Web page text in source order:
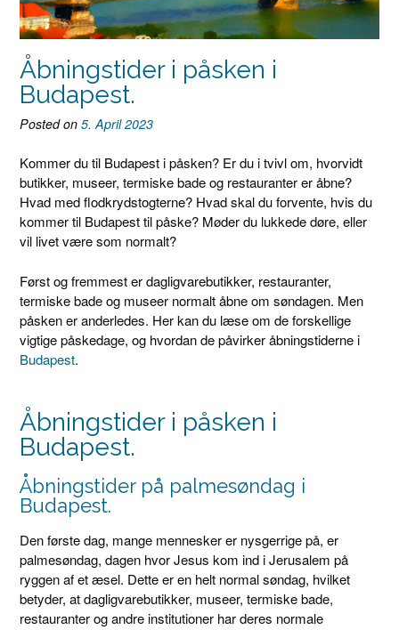
Åbningstider i påsken i
Budapest.
Posted on 5. April 2023
Kommer du til Budapest i påsken? Er du i tvivl om, hvorvidt
butikker, museer, termiske bade og restauranter er åbne?
Hvad med flodkrydstogterne? Hvad skal du forvente, hvis du
kommer til Budapest til påske? Møder du lukkede døre, eller
vil livet være som normalt?
Først og fremmest er dagligvarebutikker, restauranter,
termiske bade og museer normalt åbne om søndagen. Men
påsken er anderledes. Her kan du læse om de forskellige
vigtige påskedage, og hvordan de påvirker åbningstiderne i
Budapest.
Åbningstider i påsken i
Budapest.
Åbningstider på palmesøndag i
Budapest.
Den første dag, mange mennesker er nysgerrige på, er
palmesøndag, dagen hvor Jesus kom ind i Jerusalem på
ryggen af et æsel. Dette er en helt normal søndag, hvilket
betyder, at dagligvarebutikker, museer, termiske bade,
restauranter og andre institutioner har deres normale